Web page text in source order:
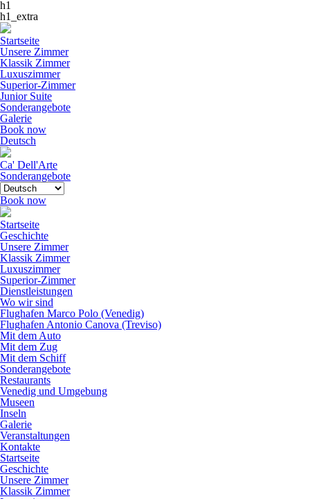
h1
h1_extra
Startseite
Unsere Zimmer
Klassik Zimmer
Luxuszimmer
Superior-Zimmer
Junior Suite
Sonderangebote
Galerie
Book now
Deutsch
Ca' Dell'Arte
Sonderangebote
Book now
Startseite
Geschichte
Unsere Zimmer
Klassik Zimmer
Luxuszimmer
Superior-Zimmer
Dienstleistungen
Wo wir sind
Flughafen Marco Polo (Venedig)
Flughafen Antonio Canova (Treviso)
Mit dem Auto
Mit dem Zug
Mit dem Schiff
Sonderangebote
Restaurants
Venedig und Umgebung
Museen
Inseln
Galerie
Veranstaltungen
Kontakte
Startseite
Geschichte
Unsere Zimmer
Klassik Zimmer